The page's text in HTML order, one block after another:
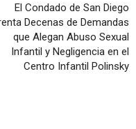
El Condado de San Diego
Decenas de Demandas
que Alegan Abuso Sexual
Infantil y Negligencia en el
Centro Infantil Polinsky